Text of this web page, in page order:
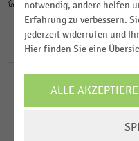
Pfadnavigation
Home
World
Filter
FILTER
notwendig, andere helfen
Erfahrung zu verbessern.
jederzeit widerrufen und
Hier finden Sie eine
ALLE